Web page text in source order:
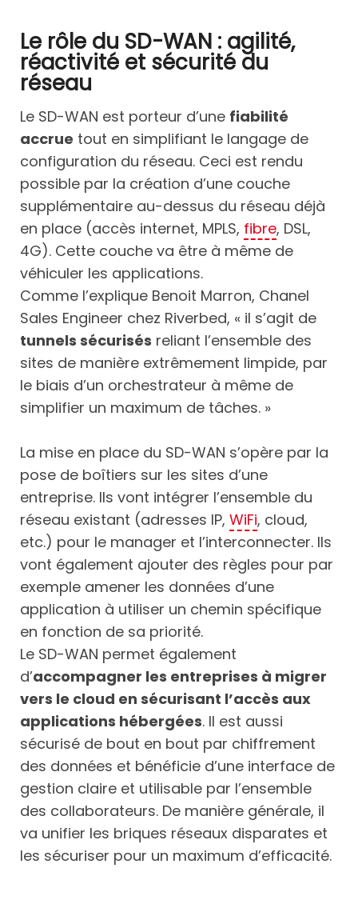
Le rôle du SD-WAN : agilité,
réactivité et sécurité du
réseau
Le SD-WAN est porteur d’une fiabilité
accrue tout en simplifiant le langage de
configuration du réseau. Ceci est rendu
possible par la création d’une couche
supplémentaire au-dessus du réseau déjà
en place (accès internet, MPLS, fibre, DSL,
4G). Cette couche va être à même de
véhiculer les applications.
Comme l’explique Benoit Marron, Chanel
Sales Engineer chez Riverbed, « il s’agit de
tunnels sécurisés reliant l’ensemble des
sites de manière extrêmement limpide, par
le biais d’un orchestrateur à même de
simplifier un maximum de tâches. »
La mise en place du SD-WAN s’opère par la
pose de boîtiers sur les sites d’une
entreprise. Ils vont intégrer l’ensemble du
réseau existant (adresses IP,WiFi, cloud,
etc.) pour le manager et l’interconnecter. Ils
vont également ajouter des règles pour par
exemple amener les données d’une
application à utiliser un chemin spécifique
en fonction de sa priorité.
Le SD-WAN permet également
d’accompagner les entreprises à migrer
vers le cloud en sécurisant l’accès aux
applications hébergées. Il est aussi
sécurisé de bout en bout par chiffrement
des données et bénéficie d’une interface de
gestion claire et utilisable par l’ensemble
des collaborateurs. De manière générale, il
va unifier les briques réseaux disparates et
les sécuriser pour un maximum d’efficacité.